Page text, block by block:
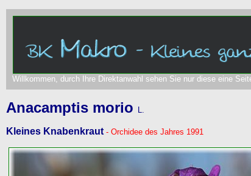
Willkommen, durch Ihre Direktanwahl sehen Sie nur diese eine
Anacamptis morio L.
Kleines Knabenkraut- Orchidee des Jahres 1991